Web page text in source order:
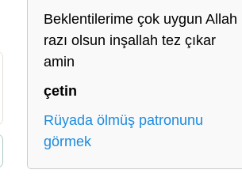
Beklentilerime çok uygun Allah
razı olsun inşallah tez çıkar
amin
çetin
Rüyada ölmüş patronunu
görmek